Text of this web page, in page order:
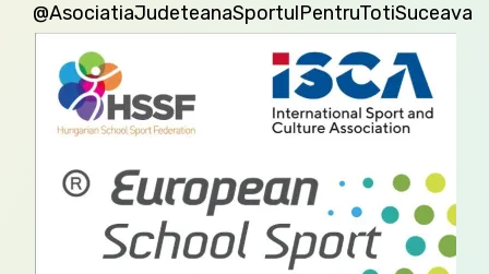
@AsociatiaJudeteanaSportulPentruTotiSuceava